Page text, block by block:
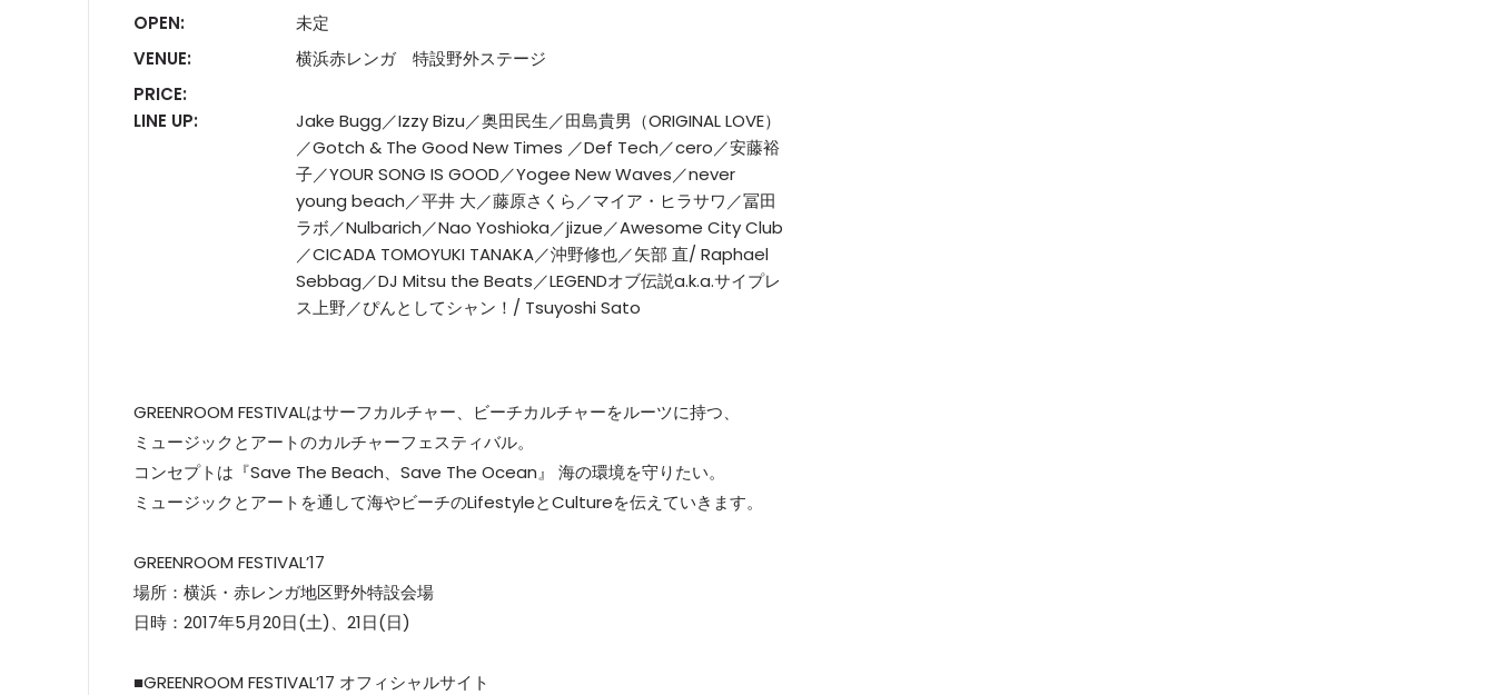
OPEN:
未定
VENUE:
横浜赤レンガ 特設野外ステージ
PRICE:
LINE UP:
Jake Bugg／Izzy Bizu／奥田民生／田島貴男（ORIGINAL LOVE）
／Gotch & The Good New Times ／Def Tech／cero／安藤裕
子／YOUR SONG IS GOOD／Yogee New Waves／never
young beach／平井 大／藤原さくら／マイア・ヒラサワ／冨田
ラボ／Nulbarich／Nao Yoshioka／jizue／Awesome City Club
／CICADA TOMOYUKI TANAKA／沖野修也／矢部 直/ Raphael
Sebbag／DJ Mitsu the Beats／LEGENDオブ伝説a.k.a.サイプレ
ス上野／ぴんとしてシャン！/ Tsuyoshi Sato
GREENROOM FESTIVALはサーフカルチャー、ビーチカルチャーをルーツに持つ、
ミュージックとアートのカルチャーフェスティバル。
コンセプトは『Save The Beach、Save The Ocean』 海の環境を守りたい。
ミュージックとアートを通して海やビーチのLifestyleとCultureを伝えていきます。
GREENROOM FESTIVAL’17
場所：横浜・赤レンガ地区野外特設会場
日時：2017年5月20日(土)、21日(日)
■GREENROOM FESTIVAL’17 オフィシャルサイト